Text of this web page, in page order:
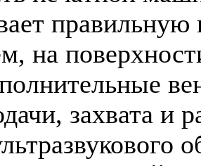
правильную
на
захвата и